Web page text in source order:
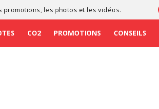
promotions , les photos et les vidéos.
CO2 PROMOTIONS CONSEILS